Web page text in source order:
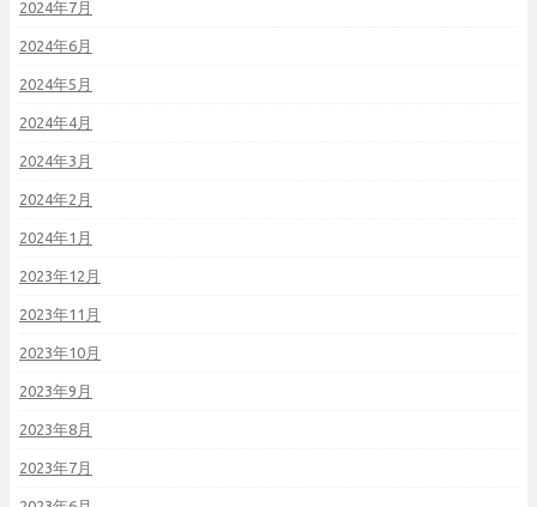
2024年7月
2024年6月
2024年5月
2024年4月
2024年3月
2024年2月
2024年1月
2023年12月
2023年11月
2023年10月
2023年9月
2023年8月
2023年7月